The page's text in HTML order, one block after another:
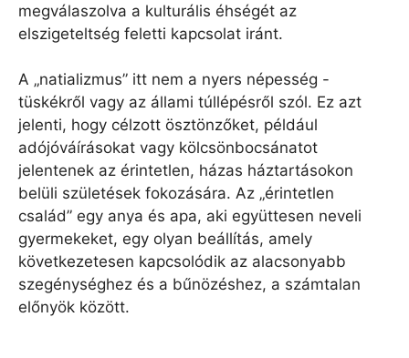
megválaszolva a kulturális éhségét az
elszigeteltség feletti kapcsolat iránt.
A „natializmus” itt nem a nyers népesség -
tüskékről vagy az állami túllépésről szól. Ez azt
jelenti, hogy célzott ösztönzőket, például
adójóváírásokat vagy kölcsönbocsánatot
jelentenek az érintetlen, házas háztartásokon
belüli születések fokozására. Az „érintetlen
család” egy anya és apa, aki együttesen neveli
gyermekeket, egy olyan beállítás, amely
következetesen kapcsolódik az alacsonyabb
szegénységhez és a bűnözéshez, a számtalan
előnyök között.